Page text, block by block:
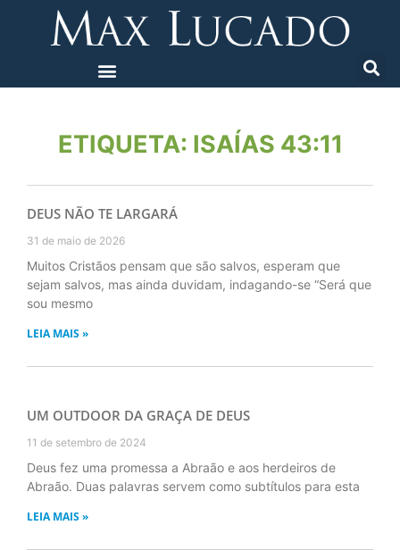
ETIQUETA: ISAÍAS 43:11
DEUS NÃO TE LARGARÁ
31 de maio de 2026
Muitos Cristãos pensam que são salvos, esperam que
sejam salvos, mas ainda duvidam, indagando-se “Será que
sou mesmo
LEIA MAIS »
UM OUTDOOR DA GRAÇA DE DEUS
11 de setembro de 2024
Deus fez uma promessa a Abraão e aos herdeiros de
Abraão. Duas palavras servem como subtítulos para esta
LEIA MAIS »